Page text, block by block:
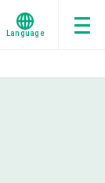
Language